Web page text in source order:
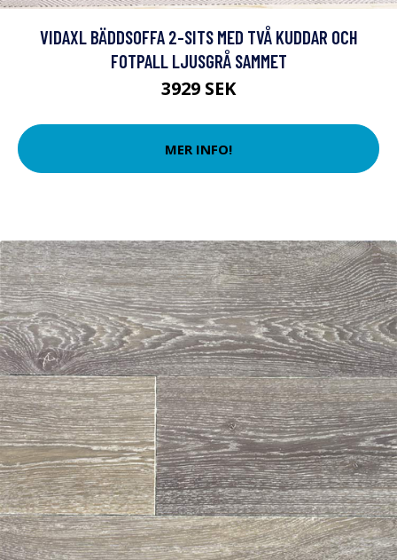
VIDAXL BÄDDSOFFA 2-SITS MED TVÅ KUDDAR OCH
FOTPALL LJUSGRÅ SAMMET
3929 SEK
MER INFO!